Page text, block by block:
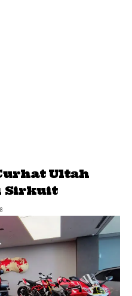
Ultah
Sirkuit